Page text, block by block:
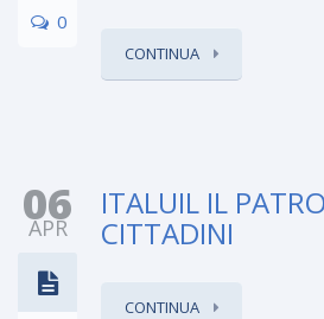
0
CONTINUA
06
APR
ITALUIL IL
CITTADINI
CONTINUA